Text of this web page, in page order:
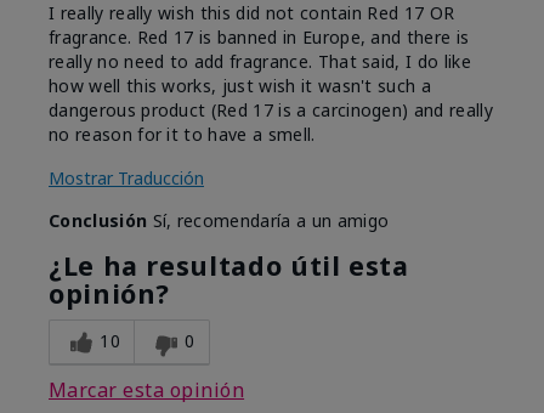
I really really wish this did not contain Red 17 OR
fragrance. Red 17 is banned in Europe, and there is
really no need to add fragrance. That said, I do like
how well this works, just wish it wasn't such a
dangerous product (Red 17 is a carcinogen) and really
no reason for it to have a smell.
Mostrar Traducción
Conclusión Sí, recomendaría a un amigo
¿Le ha resultado útil esta
opinión?
10 0
Marcar esta opinión